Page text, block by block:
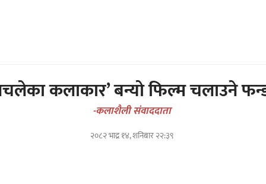
कलाकार’ बन्यो फिल्म चलाउने
-कलाशैली संवाददाता
२०८२ भाद्र १४, शनिबार २२:३९